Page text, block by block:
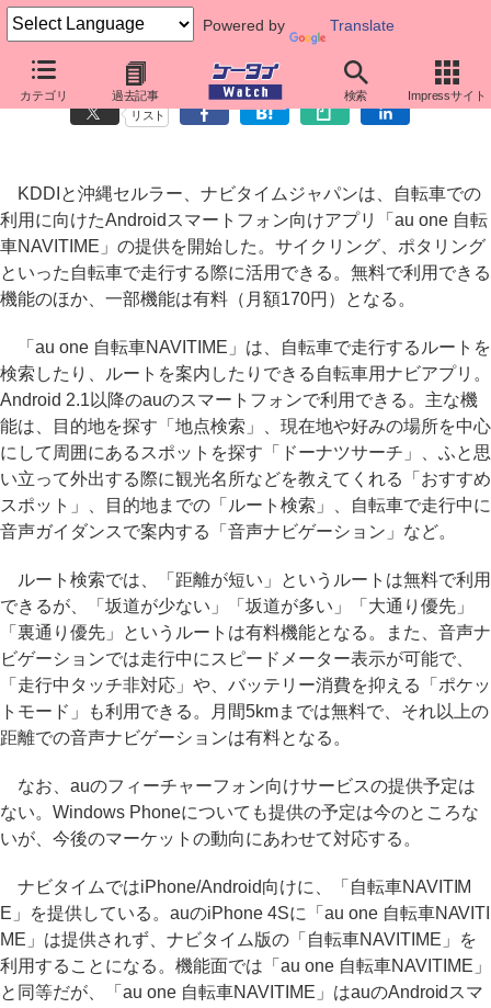
Powered by Translate
カテゴリ 過去記事 検索 Impressサイト
au、Androidスマホ向けに「au one 自転車NAVITIME」
リスト
KDDIと沖縄セルラー、ナビタイムジャパンは、自転車での
利用に向けたAndroidスマートフォン向けアプリ「au one 自転
車NAVITIME」の提供を開始した。サイクリング、ポタリング
といった自転車で走行する際に活用できる。無料で利用できる
機能のほか、一部機能は有料（月額170円）となる。
「au one 自転車NAVITIME」は、自転車で走行するルートを
検索したり、ルートを案内したりできる自転車用ナビアプリ。
Android 2.1以降のauのスマートフォンで利用できる。主な機
能は、目的地を探す「地点検索」、現在地や好みの場所を中心
にして周囲にあるスポットを探す「ドーナツサーチ」、ふと思
い立って外出する際に観光名所などを教えてくれる「おすすめ
スポット」、目的地までの「ルート検索」、自転車で走行中に
音声ガイダンスで案内する「音声ナビゲーション」など。
ルート検索では、「距離が短い」というルートは無料で利用
できるが、「坂道が少ない」「坂道が多い」「大通り優先」
「裏通り優先」というルートは有料機能となる。また、音声ナ
ビゲーションでは走行中にスピードメーター表示が可能で、
「走行中タッチ非対応」や、バッテリー消費を抑える「ポケッ
トモード」も利用できる。月間5kmまでは無料で、それ以上の
距離での音声ナビゲーションは有料となる。
なお、auのフィーチャーフォン向けサービスの提供予定は
ない。Windows Phoneについても提供の予定は今のところな
いが、今後のマーケットの動向にあわせて対応する。
ナビタイムではiPhone/Android向けに、「自転車NAVITIM
E」を提供している。auのiPhone 4Sに「au one 自転車NAVITI
ME」は提供されず、ナビタイム版の「自転車NAVITIME」を
利用することになる。機能面では「au one 自転車NAVITIME」
と同等だが、「au one 自転車NAVITIME」はauのAndroidスマ